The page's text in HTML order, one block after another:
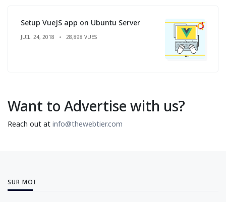
Setup VueJS app on Ubuntu Server
JUIL. 24, 2018 28,898 VUES
Want to Advertise with us?
Reach out at info@thewebtier.com
SUR MOI